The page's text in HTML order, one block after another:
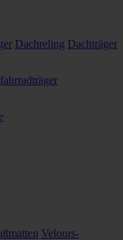
Dachreling Dachträger
Velours-